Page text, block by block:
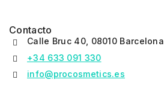
Contacto
Calle Bruc 40, 08010 Barcelona
+34 633 091 330
info@procosmetics.es